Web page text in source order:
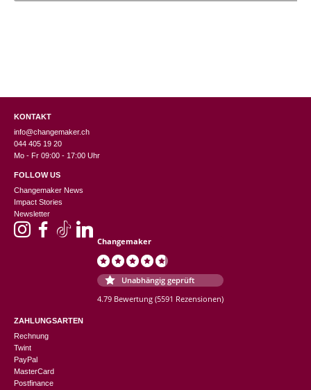
KONTAKT
info@changemaker.ch
044 405 19 20
Mo - Fr 09:00 - 17:00 Uhr
FOLLOW US
Changemaker News
Impact Stories
Newsletter
Changemaker
Unabhängig geprüft
4.79 Bewertung (5591 Rezensionen)
ZAHLUNGSARTEN
Rechnung
Twint
PayPal
MasterCard
Postfinance